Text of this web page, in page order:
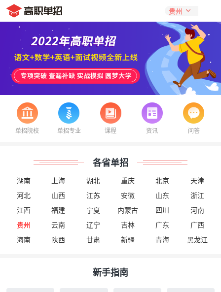
单招院校 单招专业 课程 资讯 问答
各省单招
湖南 上海 湖北 重庆 北京
天津
河北
山西 江苏 安徽 山东
浙江
江西
福建 宁夏 内蒙古 四川
河南
贵州
云南 辽宁 吉林 广东
广西
海南
陕西 甘肃 新疆 青海 黑龙江
新手指南